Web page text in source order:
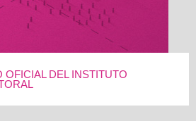
OFICIAL DEL INSTITUTO